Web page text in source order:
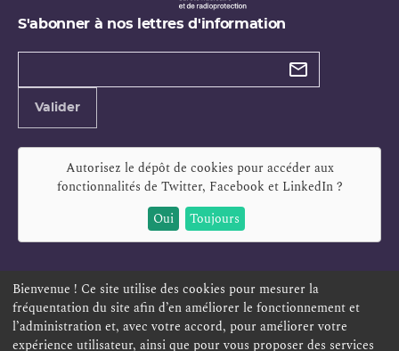
S'abonner à nos lettres d'information
Types de
Valider
Autorisez le dépôt de cookies pour accéder aux
fonctionnalités de Twitter, Facebook et LinkedIn?
Oui
Toujours
ESPACE PERSONNEL OFFRES D'EMPLOI SIGNALEMENT
TÉLÉSERVICES PLAN DU SITE
Bienvenue ! Ce site utilise des cookies pour mesurer la
fréquentation du site afin d’en améliorer le fonctionnement et
l’administration et, avec votre accord, pour améliorer votre
expérience utilisateur, ainsi que pour vous proposer des services